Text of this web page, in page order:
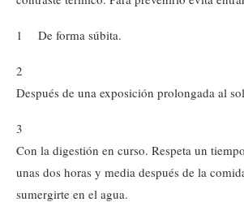
1 De forma súbita.
2
Después de una exposición prolongada al
3
Con la digestión en curso. Respeta un
unas dos horas y media después de la
sumergirte en el agua.